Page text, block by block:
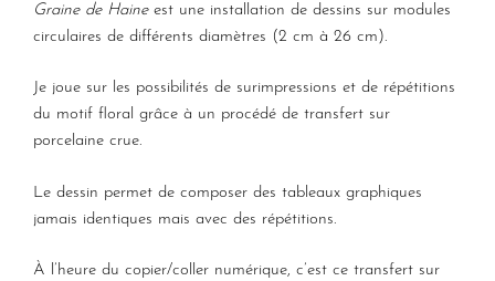
Graine de Haineest une installation de dessins sur modules
circulaires de différents diamètres (2 cm à 26 cm).
Je joue sur les possibilités de surimpressions et de répétitions
du motif floral grâce à un procédé de transfert sur
porcelaine crue.
Le dessin permet de composer des tableaux graphiques
jamais identiques mais avec des répétitions.
À l’heure du copier/coller numérique, c’est ce transfert sur